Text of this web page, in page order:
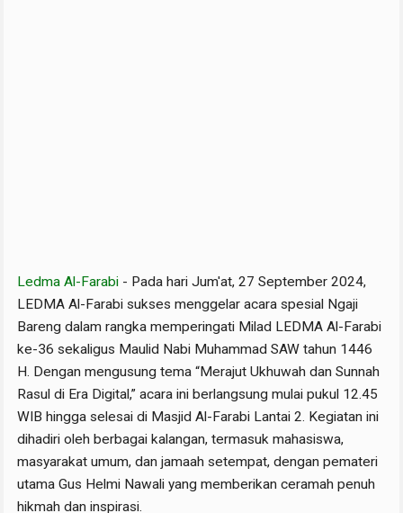
Ledma Al-Farabi - Pada hari Jum'at, 27 September 2024,
LEDMA Al-Farabi sukses menggelar acara spesial Ngaji
Bareng dalam rangka memperingati Milad LEDMA Al-Farabi
ke-36 sekaligus Maulid Nabi Muhammad SAW tahun 1446
H. Dengan mengusung tema “Merajut Ukhuwah dan Sunnah
Rasul di Era Digital,” acara ini berlangsung mulai pukul 12.45
WIB hingga selesai di Masjid Al-Farabi Lantai 2. Kegiatan ini
dihadiri oleh berbagai kalangan, termasuk mahasiswa,
masyarakat umum, dan jamaah setempat, dengan pemateri
utama Gus Helmi Nawali yang memberikan ceramah penuh
hikmah dan inspirasi.